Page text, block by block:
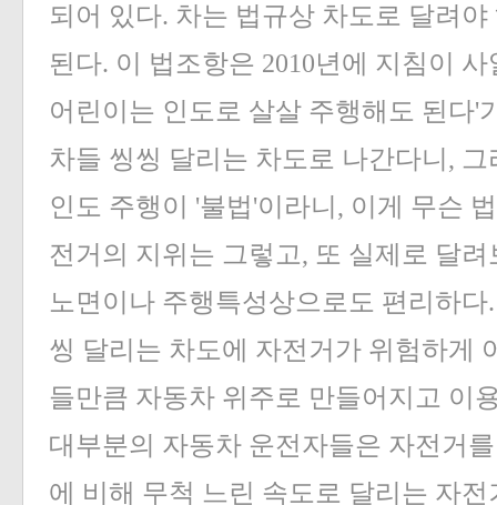
되어 있다. 차는 법규상 차도로 달려
된다. 이 법조항은 2010년에 지침이
어린이는 인도로 살살 주행해도 된다'
차들 씽씽 달리는 차도로 나간다니,
인도 주행이 '불법'이라니, 이게 무슨
전거의 지위는 그렇고, 또 실제로 달
노면이나 주행특성상으로도 편리하
씽 달리는 차도에 자전거가 위험하게
들만큼 자동차 위주로 만들어지고 이
대부분의 자동차 운전자들은 자전거
에 비해 무척 느린 속도로 달리는 자